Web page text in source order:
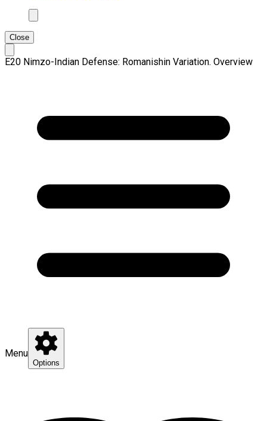
Close
E20 Nimzo-Indian Defense: Romanishin Variation. Overview
Menu
Options